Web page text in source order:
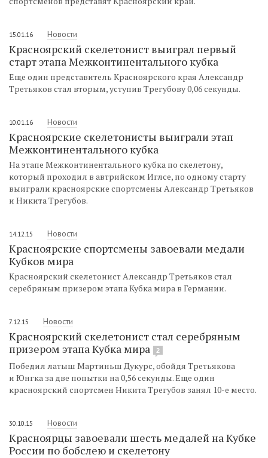
15.01.16 Новости
Красноярский скелетонист выиграл первый
старт этапа Межконтинентального кубка
Еще один представитель Красноярского края Александр
Третьяков стал вторым, уступив Трегубову 0,06 секунды.
10.01.16 Новости
Красноярские скелетонисты выиграли этап
Межконтинентального кубка
На этапе Межконтинентального кубка по скелетону,
который проходил в автрийском Иглсе, по одному старту
выиграли красноярские спортсмены Александр Третьяков
и Никита Трегубов.
14.12.15 Новости
Красноярские спортсмены завоевали медали
Кубков мира
Красноярский скелетонист Александр Третьяков стал
серебряным призером этапа Кубка мира в Германии.
7.12.15 Новости
Красноярский скелетонист стал серебряным
призером этапа Кубка мира
2
Победил латыш Мартиньш Дукурс, обойдя Третьякова
и Юнгка за две попытки на 0,56 секунды. Еще один
красноярский спортсмен Никита Трегубов занял 10-е место.
30.10.15 Новости
Красноярцы завоевали шесть медалей на Кубке
России по бобслею и скелетону